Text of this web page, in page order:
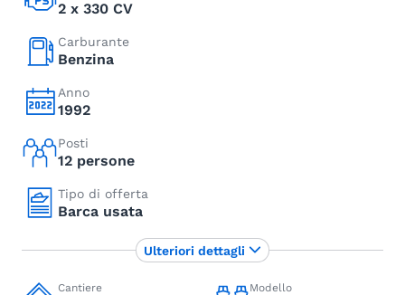
2 x 330 CV
Carburante
Benzina
Anno
1992
Posti
12 persone
Tipo di offerta
Barca usata
Cantiere Modello
Ulteriori dettagli